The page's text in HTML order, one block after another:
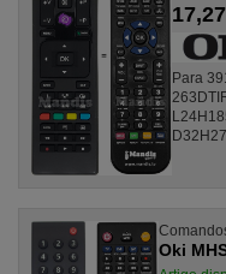
Para
Oki